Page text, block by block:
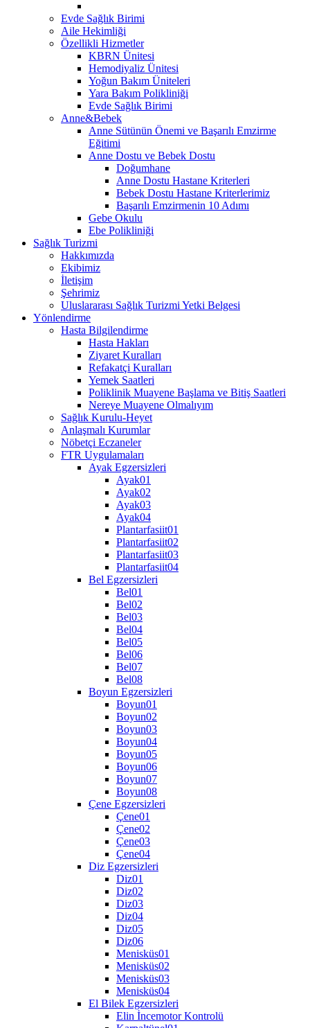
Evde Sağlık Birimi
Aile Hekimliği
Özellikli Hizmetler
KBRN Ünitesi
Hemodiyaliz Ünitesi
Yoğun Bakım Üniteleri
Yara Bakım Polikliniği
Evde Sağlık Birimi
Anne&Bebek
Anne Sütünün Önemi ve Başarılı Emzirme
Eğitimi
Anne Dostu ve Bebek Dostu
Doğumhane
Anne Dostu Hastane Kriterleri
Bebek Dostu Hastane Kriterlerimiz
Başarılı Emzirmenin 10 Adımı
Gebe Okulu
Ebe Polikliniği
Sağlık Turizmi
Hakkımızda
Ekibimiz
İletişim
Şehrimiz
Uluslararası Sağlık Turizmi Yetki Belgesi
Yönlendirme
Hasta Bilgilendirme
Hasta Hakları
Ziyaret Kuralları
Refakatçi Kuralları
Yemek Saatleri
Poliklinik Muayene Başlama ve Bitiş Saatleri
Nereye Muayene Olmalıyım
Sağlık Kurulu-Heyet
Anlaşmalı Kurumlar
Nöbetçi Eczaneler
FTR Uygulamaları
Ayak Egzersizleri
Ayak01
Ayak02
Ayak03
Ayak04
Plantarfasiit01
Plantarfasiit02
Plantarfasiit03
Plantarfasiit04
Bel Egzersizleri
Bel01
Bel02
Bel03
Bel04
Bel05
Bel06
Bel07
Bel08
Boyun Egzersizleri
Boyun01
Boyun02
Boyun03
Boyun04
Boyun05
Boyun06
Boyun07
Boyun08
Çene Egzersizleri
Çene01
Çene02
Çene03
Çene04
Diz Egzersizleri
Diz01
Diz02
Diz03
Diz04
Diz05
Diz06
Menisküs01
Menisküs02
Menisküs03
Menisküs04
El Bilek Egzersizleri
Elin İncemotor Kontrolü